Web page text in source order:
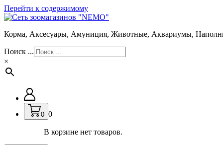
Перейти к содержимому
Корма, Аксесуары, Амуниция, Животные, Аквариумы,
Поиск ...
×
0 0
В корзине нет товаров.